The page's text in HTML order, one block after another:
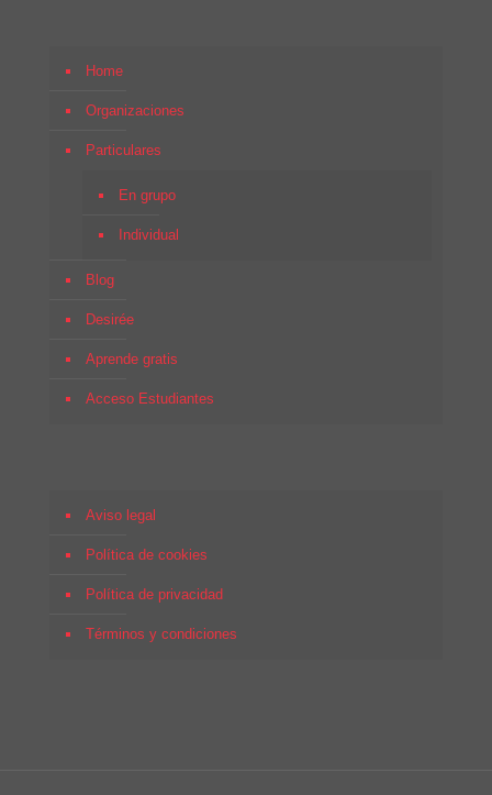
Home
Organizaciones
Particulares
En grupo
Individual
Blog
Desirée
Aprende gratis
Acceso Estudiantes
Aviso legal
Política de cookies
Política de privacidad
Términos y condiciones